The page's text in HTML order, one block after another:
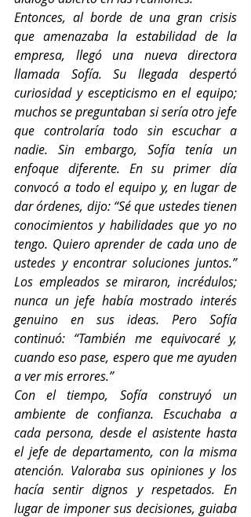
Entonces, al borde de una gran crisis
que amenazaba la estabilidad de la
empresa, llegó una nueva directora
llamada Sofía. Su llegada despertó
curiosidad y escepticismo en el equipo;
muchos se preguntaban si sería otro jefe
que controlaría todo sin escuchar a
nadie. Sin embargo, Sofía tenía un
enfoque diferente. En su primer día
convocó a todo el equipo y, en lugar de
dar órdenes, dijo: “Sé que ustedes tienen
conocimientos y habilidades que yo no
tengo. Quiero aprender de cada uno de
ustedes y encontrar soluciones juntos.”
Los empleados se miraron, incrédulos;
nunca un jefe había mostrado interés
genuino en sus ideas. Pero Sofía
continuó: “También me equivocaré y,
cuando eso pase, espero que me ayuden
a ver mis errores.”
Con el tiempo, Sofía construyó un
ambiente de confianza. Escuchaba a
cada persona, desde el asistente hasta
el jefe de departamento, con la misma
atención. Valoraba sus opiniones y los
hacía sentir dignos y respetados. En
lugar de imponer sus decisiones, guiaba